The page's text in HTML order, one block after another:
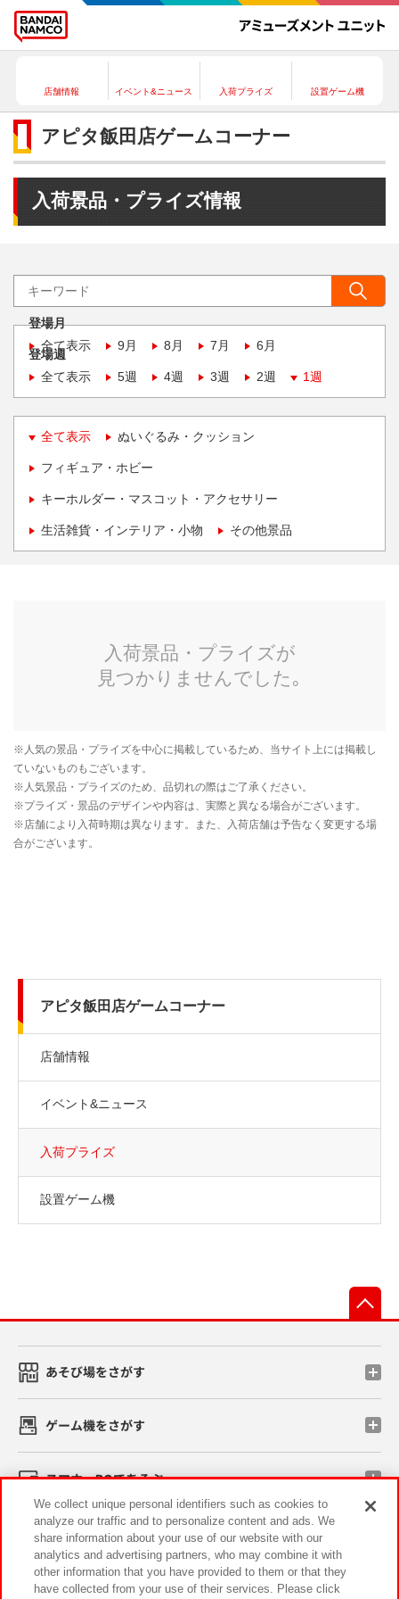
店舗情報 イベント&ニュース 入荷プライズ 設置ゲーム機
アピタ飯田店ゲームコーナー
入荷景品・プライズ情報
登場月
全て表示
9月 8月 7月 6月
登場週
全て表示
5週 4週 3週 2週 1週
全て表示 ぬいぐるみ・クッション
フィギュア・ホビー
キーホルダー・マスコット・アクセサリー
生活雑貨・インテリア・小物 その他景品
アピタ飯田店ゲームコーナー
店舗情報
イベント&ニュース
入荷プライズ
設置ゲーム機
あそび場をさがす
ゲーム機をさがす
スマホ・PCであそぶ
イベント・キャンペーン
We collect unique personal identifiers such as cookies to
analyze our traffic and to personalize content and ads. We
share information about your use of our website with our
analytics and advertising partners, who may combine it with
other information that you have provided to them or that they
have collected from your use of their services. Please click